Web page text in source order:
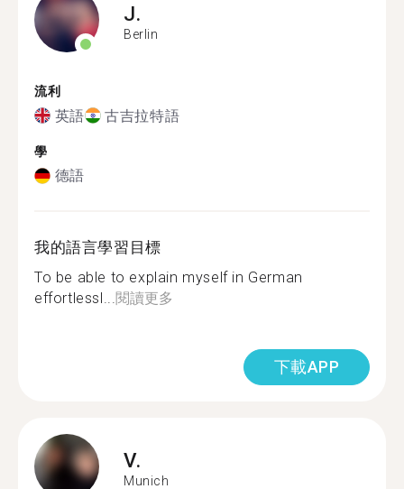
J.
Berlin
流利
英語 古吉拉特語
學
德語
我的語言學習目標
To be able to explain myself in German
effortlessl...閱讀更多
下載APP
V.
Munich